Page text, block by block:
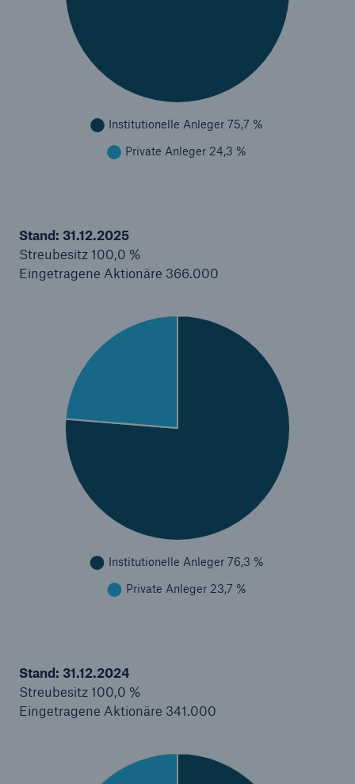
Stand: 31.12.2025
Streubesitz 100,0 %
Eingetragene Aktionäre 366.000
Stand: 31.12.2024
Streubesitz 100,0 %
Eingetragene Aktionäre 341.000